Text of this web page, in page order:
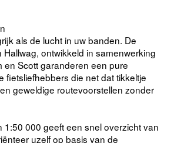
als de lucht in uw banden. De
ontwikkeld in samenwerking
en Scott garanderen een pure
fietsliefhebbers die net dat tikkeltje
geweldige routevoorstellen zonder
1:50 000 geeft een snel overzicht van
uzelf op basis van de